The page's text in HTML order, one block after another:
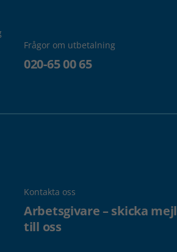
Frågor om utbetalning
020-65 00 65
Kontakta oss
Arbetsgivare – skicka mejl
till oss